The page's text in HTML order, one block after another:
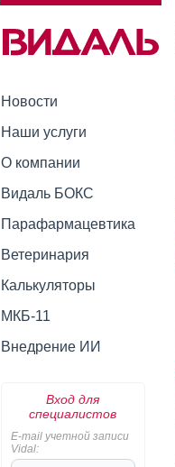
Новости
Наши услуги
О компании
Видаль БОКС
Парафармацевтика
Ветеринария
Калькуляторы
МКБ-11
Внедрение ИИ
Вход для
специалистов
E-mail учетной записи
Vidal: